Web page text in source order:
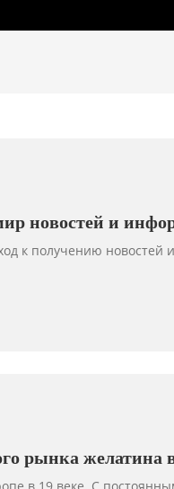
новостей и
к получению
рынка желатина